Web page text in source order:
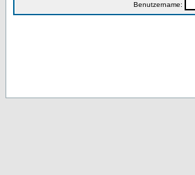
Benutzername: